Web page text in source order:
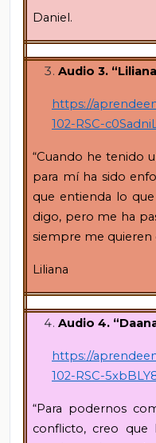
Daniel.
Audio 3.
https://
102-RSC-
“Cuando he tenido
para mí ha sido
que entienda lo
digo, pero me ha
siempre me quieren
Liliana
Audio 4.
https://
102-RSC-
“Para podernos
conflicto, creo